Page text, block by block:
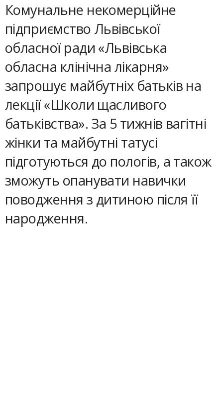
Комунальне некомерційне
підприємство Львівської
обласної ради «Львівська
обласна клінічна лікарня»
запрошує майбутніх батьків на
лекції «Школи щасливого
батьківства». За 5 тижнів вагітні
жінки та майбутні татусі
підготуються до пологів, а також
зможуть опанувати навички
поводження з дитиною після її
народження.